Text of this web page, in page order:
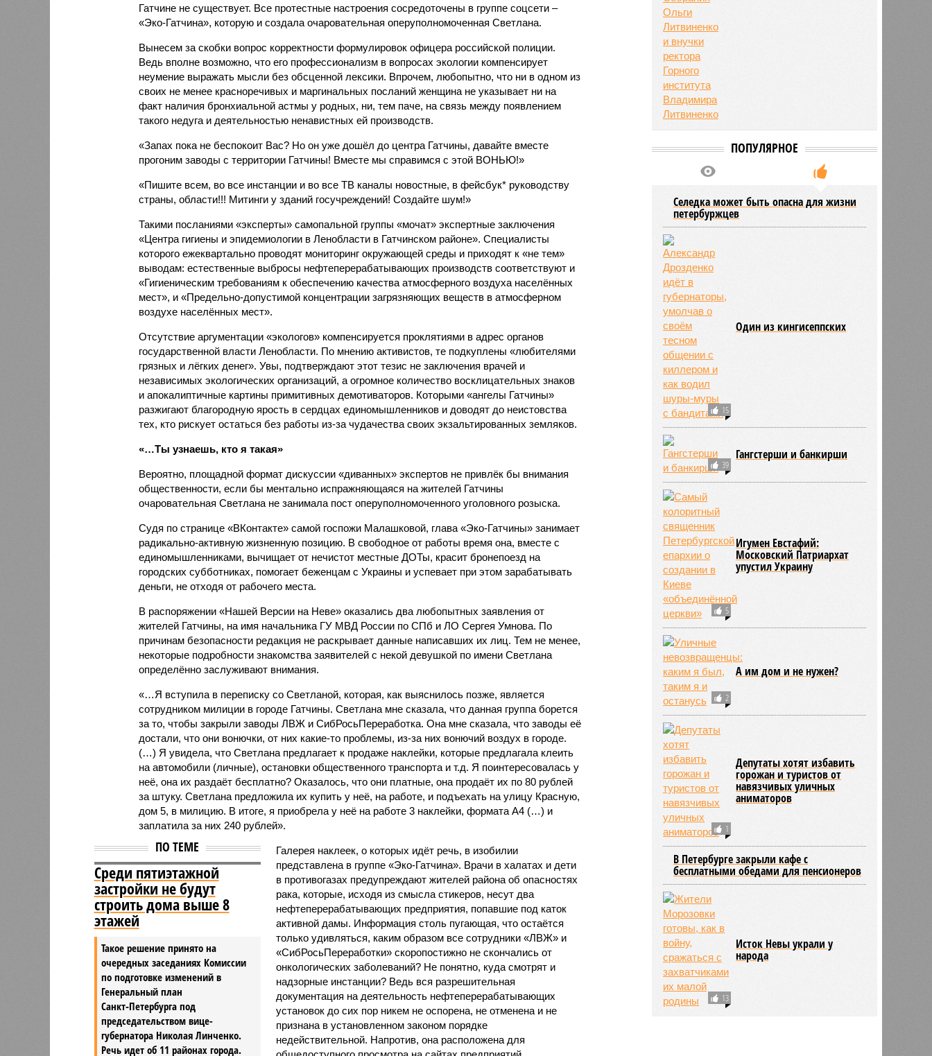
Гатчине не существует. Все протестные настроения сосредоточены в группе соцсети –
«Эко-Гатчина», которую и создала очаровательная оперуполномоченная Светлана.
Вынесем за скобки вопрос корректности формулировок офицера российской полиции.
Ведь вполне возможно, что его профессионализм в вопросах экологии компенсирует
неумение выражать мысли без обсценной лексики. Впрочем, любопытно, что ни в одном из
своих не менее красноречивых и маргинальных посланий женщина не указывает ни на
факт наличия бронхиальной астмы у родных, ни, тем паче, на связь между появлением
такого недуга и деятельностью ненавистных ей производств.
«Запах пока не беспокоит Вас? Но он уже дошёл до центра Гатчины, давайте вместе
прогоним заводы с территории Гатчины! Вместе мы справимся с этой ВОНЬЮ!»
«Пишите всем, во все инстанции и во все ТВ каналы новостные, в фейсбук* руководству
страны, области!!! Митинги у зданий госучреждений! Создайте шум!»
Такими посланиями «эксперты» самопальной группы «мочат» экспертные заключения
«Центра гигиены и эпидемиологии в Ленобласти в Гатчинском районе». Специалисты
которого ежеквартально проводят мониторинг окружающей среды и приходят к «не тем»
выводам: естественные выбросы нефтеперерабатывающих производств соответствуют и
«Гигиеническим требованиям к обеспечению качества атмосферного воздуха населённых
мест», и «Предельно-допустимой концентрации загрязняющих веществ в атмосферном
воздухе населённых мест».
Отсутствие аргументации «экологов» компенсируется проклятиями в адрес органов
государственной власти Ленобласти. По мнению активистов, те подкуплены «любителями
грязных и лёгких денег». Увы, подтверждают этот тезис не заключения врачей и
независимых экологических организаций, а огромное количество восклицательных знаков
и апокалиптичные картины примитивных демотиваторов. Которыми «ангелы Гатчины»
разжигают благородную ярость в сердцах единомышленников и доводят до неистовства
тех, кто рискует остаться без работы из-за чудачества своих экзальтированных земляков.
«…Ты узнаешь, кто я такая»
Вероятно, площадной формат дискуссии «диванных» экспертов не привлёк бы внимания
общественности, если бы ментально испражняющаяся на жителей Гатчины
очаровательная Светлана не занимала пост оперуполномоченного уголовного розыска.
Судя по странице «ВКонтакте» самой госпожи Малашковой, глава «Эко-Гатчины» занимает
радикально-активную жизненную позицию. В свободное от работы время она, вместе с
единомышленниками, вычищает от нечистот местные ДОТы, красит бронепоезд на
городских субботниках, помогает беженцам с Украины и успевает при этом зарабатывать
деньги, не отходя от рабочего места.
В распоряжении «Нашей Версии на Неве» оказались два любопытных заявления от
жителей Гатчины, на имя начальника ГУ МВД России по СПб и ЛО Сергея Умнова. По
причинам безопасности редакция не раскрывает данные написавших их лиц. Тем не менее,
некоторые подробности знакомства заявителей с некой девушкой по имени Светлана
определённо заслуживают внимания.
«…Я вступила в переписку со Светланой, которая, как выяснилось позже, является
сотрудником милиции в городе Гатчины. Светлана мне сказала, что данная группа борется
за то, чтобы закрыли заводы ЛВЖ и СибРосьПереработка. Она мне сказала, что заводы её
достали, что они вонючки, от них какие-то проблемы, из-за них вонючий воздух в городе.
(…) Я увидела, что Светлана предлагает к продаже наклейки, которые предлагала клеить
на автомобили (личные), остановки общественного транспорта и т.д. Я поинтересовалась у
неё, она их раздаёт бесплатно? Оказалось, что они платные, она продаёт их по 80 рублей
за штуку. Светлана предложила их купить у неё, на работе, и подъехать на улицу Красную,
дом 5, в милицию. В итоге, я приобрела у неё на работе 3 наклейки, формата А4 (…) и
заплатила за них 240 рублей».
ПО ТЕМЕ
Среди пятиэтажной
застройки не будут
строить дома выше 8
этажей
Такое решение принято на
очередных заседаниях Комиссии
по подготовке изменений в
Генеральный план
Санкт‑Петербурга под
председательством вице-
губернатора Николая Линченко.
Речь идет об 11 районах города.
Галерея наклеек, о которых идёт речь, в изобилии
представлена в группе «Эко-Гатчина». Врачи в халатах и дети
в противогазах предупреждают жителей района об опасностях
рака, которые, исходя из смысла стикеров, несут два
нефтеперерабатывающих предприятия, попавшие под каток
активной дамы. Информация столь пугающая, что остаётся
только удивляться, каким образом все сотрудники «ЛВЖ» и
«СибРосьПереработки» скоропостижно не скончались от
онкологических заболеваний? Не понятно, куда смотрят и
надзорные инстанции? Ведь вся разрешительная
документация на деятельность нефтеперерабатывающих
установок до сих пор никем не оспорена, не отменена и не
признана в установленном законом порядке
недействительной. Напротив, она расположена для
ПОПУЛЯРНОЕ
Селедка может быть опасна для жизни
петербуржцев
15
Один из кингисеппских
39
Гангстерши и банкирши
5
Игумен Евстафий:
Московский Патриархат
упустил Украину
2
А им дом и не нужен?
1
Депутаты хотят избавить
горожан и туристов от
навязчивых уличных
аниматоров
В Петербурге закрыли кафе с
бесплатными обедами для пенсионеров
13
Исток Невы украли у
народа